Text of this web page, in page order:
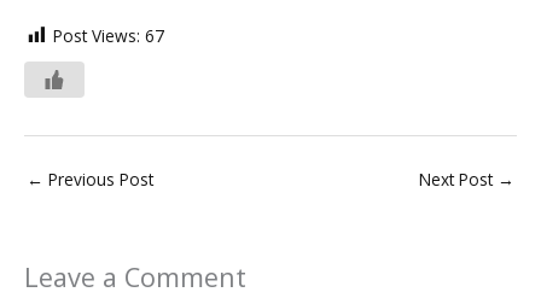
Post Views: 67
← Previous Post Next Post →
Leave a Comment